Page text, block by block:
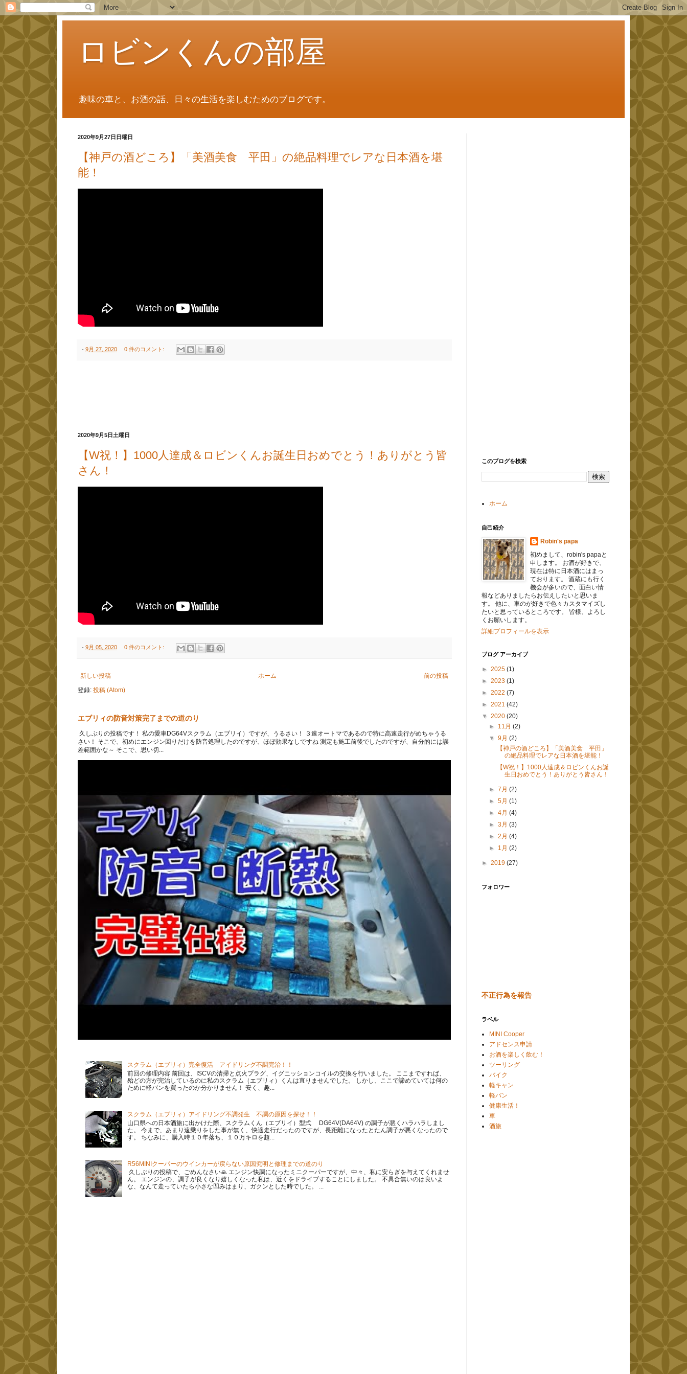
ロビンくんの部屋
趣味の車と、お酒の話、日々の生活を楽しむためのブログです。
2020年9月27日日曜日
【神戸の酒どころ】「美酒美食 平田」の絶品料理でレアな日本酒を堪
能！
- 9月 27, 2020 0 件のコメント:
2020年9月5日土曜日
【W祝！】1000人達成＆ロビンくんお誕生日おめでとう！ありがとう皆
さん！
- 9月 05, 2020 0 件のコメント:
新しい投稿 前の投稿
ホーム
登録: 投稿 (Atom)
エブリィの防音対策完了までの道のり
久しぶりの投稿です！ 私の愛車DG64Vスクラム（エブリイ）ですが、うるさい！ ３速オートマであるので特に高速走行がめちゃうる
さい！ そこで、初めにエンジン回りだけを防音処理したのですが、ほぼ効果なしですね 測定も施工前後でしたのですが、自分的には誤
差範囲かな～ そこで、思い切...
スクラム（エブリィ）完全復活 アイドリング不調完治！！
前回の修理内容 前回は、ISCVの清掃と点火プラグ、イグニッションコイルの交換を行いました。 ここまですれば、
殆どの方が完治しているのに私のスクラム（エブリィ）くんは直りませんでした。 しかし、ここで諦めていては何の
ために軽バンを買ったのか分かりません！ 安く、趣...
スクラム（エブリィ）アイドリング不調発生 不調の原因を探せ！！
山口県への日本酒旅に出かけた際、スクラムくん（エブリイ）型式 DG64V(DA64V) の調子が悪くハラハラしまし
た。 今まで、あまり遠乗りをした事が無く、快適走行だったのですが、長距離になったとたん調子が悪くなったので
す。 ちなみに、購入時１０年落ち、１０万キロを超...
R56MINIクーパーのウインカーが戻らない原因究明と修理までの道のり
久しぶりの投稿で、ごめんなさい🙏 エンジン快調になったミニクーパーですが、中々、私に安らぎを与えてくれませ
ん。 エンジンの、調子が良くなり嬉しくなった私は、近くをドライブすることにしました。 不具合無いのは良いよ
な、なんて走っていたら小さな凹みはまり、ガクンとした時でした。 ...
このブログを検索
ホーム
自己紹介
Robin's papa
初めまして、robin's papaと
申します。 お酒が好きで、
現在は特に日本酒にはまっ
ております。 酒蔵にも行く
機会が多いので、面白い情
報などありましたらお伝えしたいと思いま
す。 他に、車のが好きで色々カスタマイズし
たいと思っているところです。 皆様、よろし
くお願いします。
詳細プロフィールを表示
ブログ アーカイブ
► 2025 (1)
► 2023 (1)
► 2022 (7)
► 2021 (42)
▼ 2020 (20)
► 11月(2)
▼9月(2)
【神戸の酒どころ】「美酒美食 平田」
の絶品料理でレアな日本酒を堪能！
【W祝！】1000人達成＆ロビンくんお誕
生日おめでとう！ありがとう皆さん！
►7月(2)
►5月(1)
►4月(4)
►3月(3)
►2月(4)
► 1月(2)
► 2019 (27)
フォロワー
不正行為を報告
ラベル
MINI Cooper
アドセンス申請
お酒を楽しく飲む！
ツーリング
バイク
軽キャン
軽バン
健康生活！
車
酒旅